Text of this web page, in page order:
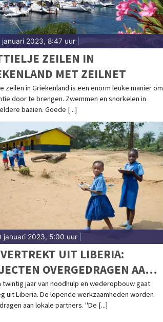
januari 2023, 8:47 uur|
ZEILEN IN
MET ZEILNET
zeilen in Griekenland is een enorm leuke manier om
door te brengen. Zwemmen en snorkelen in
baaien. Goede [...]
januari 2023, 5:00 uur|
UIT LIBERIA:
OVERGEDRAGEN AAN
ORGANISATIES
twintig jaar van noodhulp en wederopbouw gaat
uit Liberia. De lopende werkzaamheden worden
aan lokale partners. "De [...]